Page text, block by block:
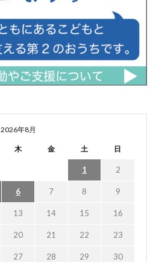
2026年8月
木 金 土 日
1 2
6 7 8 9
13 14 15 16
20 21 22 23
27 28 29 30